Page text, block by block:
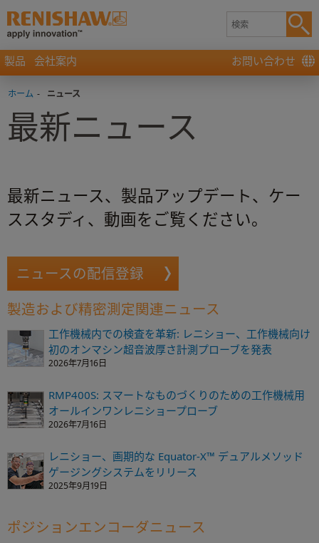
製品 会社案内 お問い合わせ
ホーム - ニュース
最新ニュース
最新ニュース、製品アップデート、ケー
ススタディ、動画をご覧ください。
ニュースの配信登録
製造および精密測定関連ニュース
工作機械内での検査を革新: レニショー、工作機械向け
初のオンマシン超音波厚さ計測プローブを発表
2026年7月16日
RMP400S: スマートなものづくりのための工作機械用
オールインワンレニショープローブ
2026年7月16日
レニショー、画期的な Equator-X™ デュアルメソッド
ゲージングシステムをリリース
2025年9月19日
ポジションエンコーダニュース